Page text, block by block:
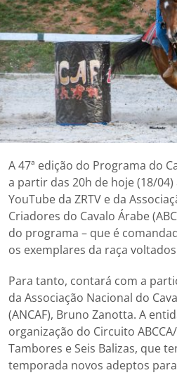
A 47ª edição do Programa do
a partir das 20h de hoje (18/
YouTube da ZRTV e da
Criadores do Cavalo Árabe
do programa – que é
os exemplares da raça
Para tanto, contará com a
da Associação Nacional do
(ANCAF), Bruno Zanotta. A
organização do Circuito
Tambores e Seis Balizas, que
temporada novos adeptos